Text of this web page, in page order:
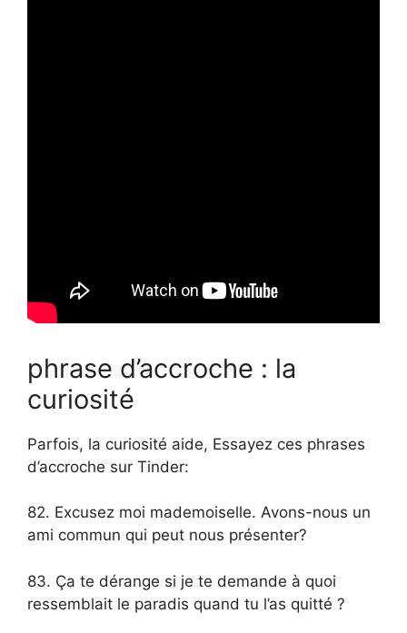
phrase d’accroche : la
curiosité
Parfois, la curiosité aide, Essayez ces phrases
d’accroche sur Tinder:
82. Excusez moi mademoiselle. Avons-nous un
ami commun qui peut nous présenter?
83. Ça te dérange si je te demande à quoi
ressemblait le paradis quand tu l’as quitté ?